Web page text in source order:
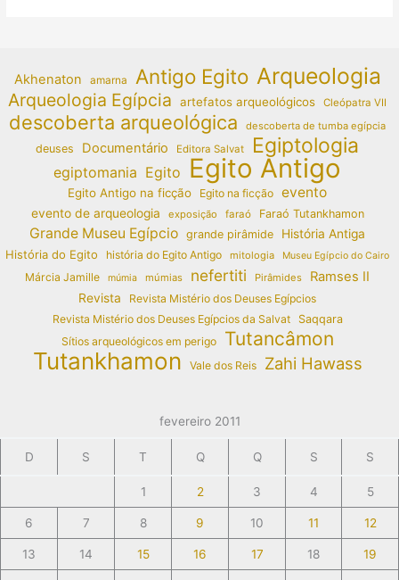
Akhenaton amarna Antigo Egito Arqueologia
Arqueologia Egípcia artefatos arqueológicos Cleópatra VII
descoberta arqueológica descoberta de tumba egípcia
deuses Documentário Editora Salvat Egiptologia
egiptomania Egito Egito Antigo
Egito Antigo na ficção Egito na ficção evento
evento de arqueologia exposição faraó Faraó Tutankhamon
Grande Museu Egípcio grande pirâmide
História Antiga
História do Egito
história do Egito Antigo mitologia Museu Egípcio do Cairo
Márcia Jamille múmia múmias nefertiti Pirâmides Ramses II
Revista
Revista Mistério dos Deuses Egípcios
Revista Mistério dos Deuses Egípcios da Salvat
Saqqara
Sítios arqueológicos em perigo
Tutancâmon
Tutankhamon Vale dos Reis Zahi Hawass
fevereiro 2011
D S T Q Q S S
1 2 3 4 5
6 7 8 9 10 11 12
13 14 15 16 17 18 19